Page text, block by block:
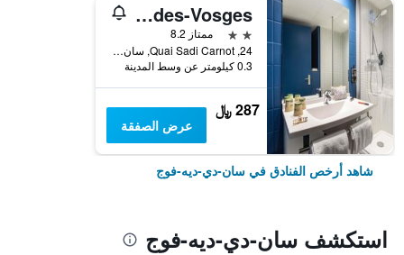
ibis budget Saint-Dié-des-Vosges
2 نجمتين
ممتاز 8.2
24, Quai Sadi Carnot, سان-دي-ديه-فوج, إقليم فوج, فرنسا
0.3 كيلومتر عن وسط المدينة
287 ﷼
عرض الصفقة
شاهد أرخص الفنادق في سان-دي-ديه-فوج
استكشف سان-دي-ديه-فوج